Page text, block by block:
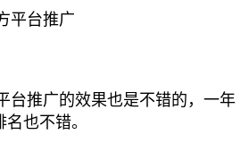
平台推广
推广的效果也是不错的，一年
也不错。